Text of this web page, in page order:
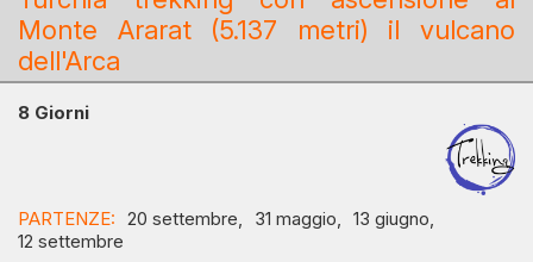
Monte Ararat (5.137 metri) il vulcano
dell'Arca
8 Giorni
PARTENZE: 20 settembre, 31 maggio, 13 giugno,
12 settembre